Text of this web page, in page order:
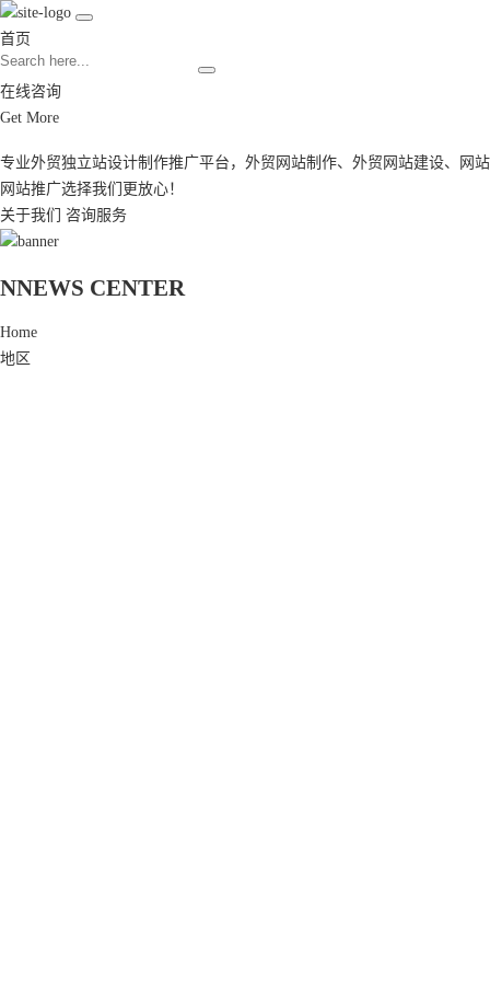
首页
在线咨询
Get More
专业外贸独立站设计制作推广平台， 外贸网站制作、 外贸网站建设、
网站
网站推广选择我们更放心！
关于我们
咨询服务
NNEWS CENTER
Home
地区